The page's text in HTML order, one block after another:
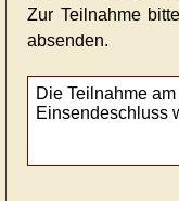
Zur Teilnahme
absenden.